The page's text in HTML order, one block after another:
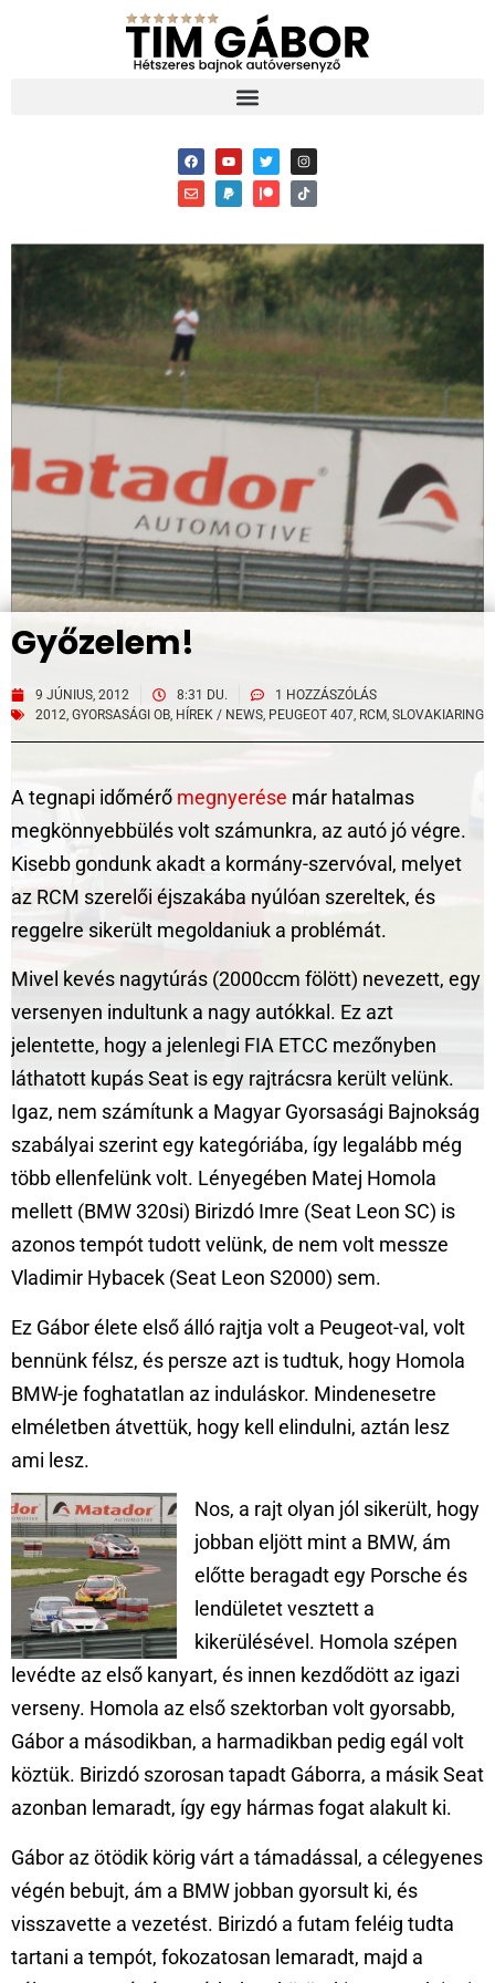
Győzelem!
9 JÚNIUS, 2012 8:31 DU.
1 HOZZÁSZÓLÁS
2012, GYORSASÁGI OB, HÍREK / NEWS, PEUGEOT 407, RCM, SLOVAKIARING
A tegnapi időmérő megnyerése már hatalmas
megkönnyebbülés volt számunkra, az autó jó végre.
Kisebb gondunk akadt a kormány-szervóval, melyet
az RCM szerelői éjszakába nyúlóan szereltek, és
reggelre sikerült megoldaniuk a problémát.
Mivel kevés nagytúrás (2000ccm fölött) nevezett, egy
versenyen indultunk a nagy autókkal. Ez azt
jelentette, hogy a jelenlegi FIA ETCC mezőnyben
láthatott kupás Seat is egy rajtrácsra került velünk.
Igaz, nem számítunk a Magyar Gyorsasági Bajnokság
szabályai szerint egy kategóriába, így legalább még
több ellenfelünk volt. Lényegében Matej Homola
mellett (BMW 320si) Birizdó Imre (Seat Leon SC) is
azonos tempót tudott velünk, de nem volt messze
Vladimir Hybacek (Seat Leon S2000) sem.
Ez Gábor élete első álló rajtja volt a Peugeot-val, volt
bennünk félsz, és persze azt is tudtuk, hogy Homola
BMW-je foghatatlan az induláskor. Mindenesetre
elméletben átvettük, hogy kell elindulni, aztán lesz
ami lesz.
Nos, a rajt olyan jól sikerült, hogy
jobban eljött mint a BMW, ám
előtte beragadt egy Porsche és
lendületet vesztett a
kikerülésével. Homola szépen
levédte az első kanyart, és innen kezdődött az igazi
verseny. Homola az első szektorban volt gyorsabb,
Gábor a másodikban, a harmadikban pedig egál volt
köztük. Birizdó szorosan tapadt Gáborra, a másik Seat
azonban lemaradt, így egy hármas fogat alakult ki.
Gábor az ötödik körig várt a támadással, a célegyenes
végén bebujt, ám a BMW jobban gyorsult ki, és
visszavette a vezetést. Birizdó a futam feléig tudta
tartani a tempót, fokozatosan lemaradt, majd a